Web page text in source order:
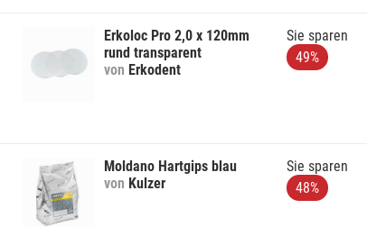
Erkoloc Pro 2,0 x 120mm
rund transparent
von Erkodent
Sie sparen
49%
Moldano Hartgips blau
von Kulzer
Sie sparen
48%